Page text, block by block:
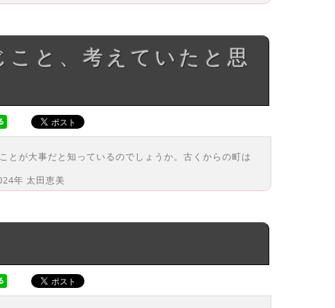
とが大事だと知っているのでしょうか。古くからの町は
年 太田恵美